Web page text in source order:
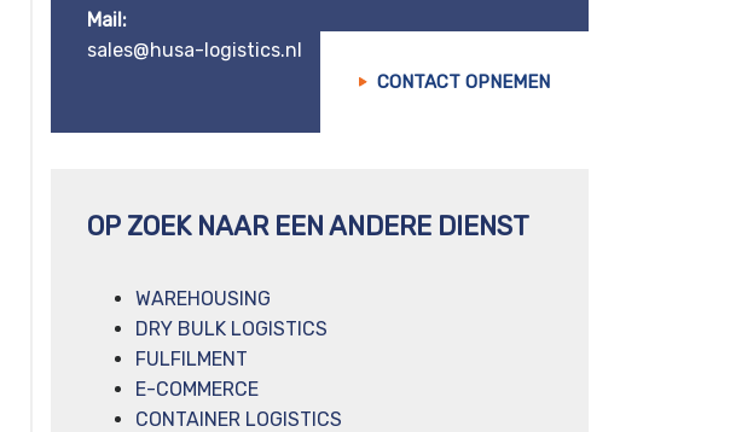
Mail:
sales@husa-logistics.nl
CONTACT OPNEMEN
OP ZOEK NAAR EEN ANDERE DIENST
WAREHOUSING
DRY BULK LOGISTICS
FULFILMENT
E-COMMERCE
CONTAINER LOGISTICS